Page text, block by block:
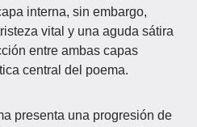
interna, sin embargo,
vital y una aguda sátira
entre ambas capas
central del poema.
presenta una progresión de